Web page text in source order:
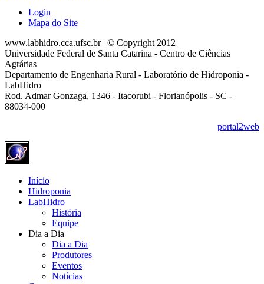
Login
Mapa do Site
www.labhidro.cca.ufsc.br | © Copyright 2012
Universidade Federal de Santa Catarina - Centro de Ciências
Agrárias
Departamento de Engenharia Rural - Laboratório de Hidroponia -
LabHidro
Rod. Admar Gonzaga, 1346 - Itacorubi - Florianópolis - SC -
88034-000
portal2web
Início
Hidroponia
LabHidro
História
Equipe
Dia a Dia
Dia a Dia
Produtores
Eventos
Notícias